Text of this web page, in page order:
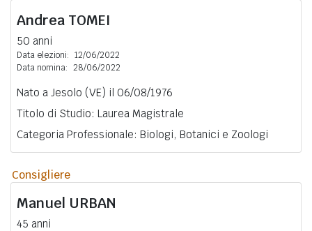
Andrea TOMEI
50 anni
Data elezioni: 12/06/2022
Data nomina: 28/06/2022
Nato a Jesolo (VE) il 06/08/1976
Titolo di Studio: Laurea Magistrale
Categoria Professionale: Biologi, Botanici e Zoologi
Consigliere
Manuel URBAN
45 anni